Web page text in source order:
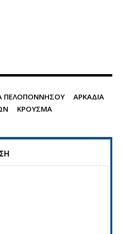
ΠΕΛΟΠΟΝΝΗΣΟΥ
ΑΡΚΑΔΙΑ
ΚΡΟΥΣΜΑ